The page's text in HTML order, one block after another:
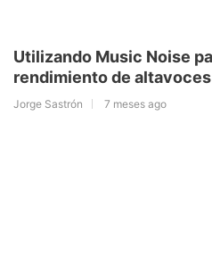
Utilizando Music Noise
rendimiento de altavoces
Jorge Sastrón 7 meses ago